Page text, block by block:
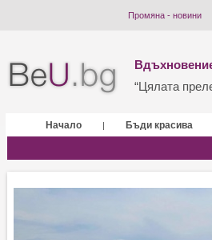
Промяна - новини
“Цялата
Начало | Бъди красива